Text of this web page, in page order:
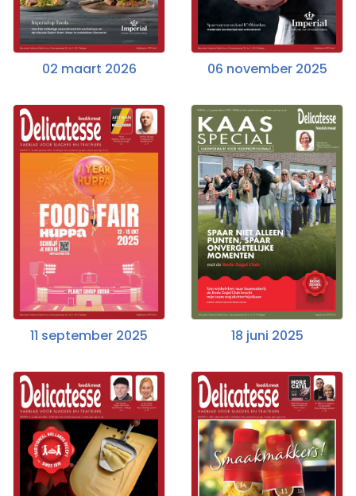
02 maart 2026 06 november 2025
11 september 2025 18 juni 2025